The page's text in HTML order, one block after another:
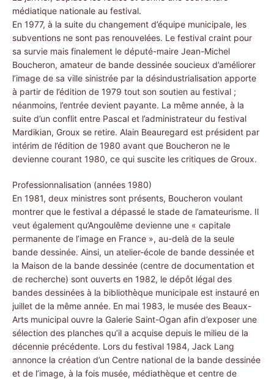
médiatique nationale au festival.
En 1977, à la suite du changement d’équipe municipale, les
subventions ne sont pas renouvelées. Le festival craint pour
sa survie mais finalement le député-maire Jean-Michel
Boucheron, amateur de bande dessinée soucieux d’améliorer
l’image de sa ville sinistrée par la désindustrialisation apporte
à partir de l’édition de 1979 tout son soutien au festival ;
néanmoins, l’entrée devient payante. La même année, à la
suite d’un conflit entre Pascal et l’administrateur du festival
Mardikian, Groux se retire. Alain Beauregard est président par
intérim de l’édition de 1980 avant que Boucheron ne le
devienne courant 1980, ce qui suscite les critiques de Groux.
Professionnalisation (années 1980)
En 1981, deux ministres sont présents, Boucheron voulant
montrer que le festival a dépassé le stade de l’amateurisme. Il
veut également qu’Angoulême devienne une « capitale
permanente de l’image en France », au-delà de la seule
bande dessinée. Ainsi, un atelier-école de bande dessinée et
la Maison de la bande dessinée (centre de documentation et
de recherche) sont ouverts en 1982, le dépôt légal des
bandes dessinées à la bibliothèque municipale est instauré en
juillet de la même année. En mai 1983, le musée des Beaux-
Arts municipal ouvre la Galerie Saint-Ogan afin d’exposer une
sélection des planches qu’il a acquise depuis le milieu de la
décennie précédente. Lors du festival 1984, Jack Lang
annonce la création d’un Centre national de la bande dessinée
et de l’image, à la fois musée, médiathèque et centre de